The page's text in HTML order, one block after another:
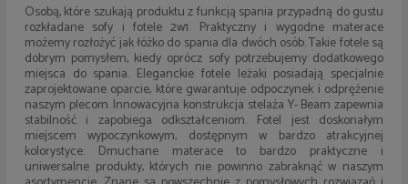
Osobą, które szukają produktu z funkcją spania przypadną do gustu
rozkładane sofy i fotele 2w1. Praktyczny i wygodne materace
możemy rozłożyć jak łóżko do spania dla dwóch osób. Takie fotele są
dobrym pomysłem, kiedy oprócz sofy potrzebujemy dodatkowego
miejsca do spania. Eleganckie fotele leżaki posiadają specjalnie
zaprojektowane oparcie, które gwarantuje odpoczynek i odprężenie
naszym plecom. Innowacyjna konstrukcja stelaża Y- Beam zapewnia
stabilność i zapobiega odkształceniom. Fotel jest doskonałym
miejscem wypoczynkowym, dostępnym w bardzo atrakcyjnej
kolorystyce. Dmuchane materace to bardzo praktyczne i
uniwersalne produkty, których nie powinno zabraknąć w naszym